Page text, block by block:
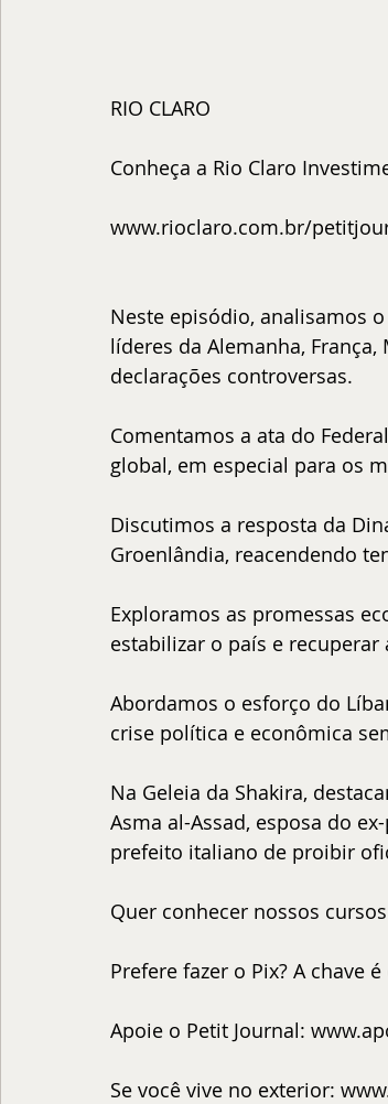
RIO CLARO
Conheça a Rio Claro
www.rioclaro.com.br/
Neste episódio, analisamos
líderes da Alemanha,
declarações controversas.
Comentamos a ata do
global, em especial para os
Discutimos a resposta da
Groenlândia, reacendendo
Exploramos as promessas
estabilizar o país e
Abordamos o esforço do
crise política e econômica
Na Geleia da Shakira,
Asma al-Assad, esposa do
prefeito italiano de proibir
Quer conhecer nossos
Prefere fazer o Pix? A chave
Apoie o Petit Journal:
Se você vive no exterior: